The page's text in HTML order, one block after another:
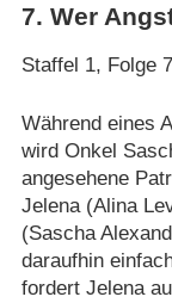
7. Wer
Staffel 1, Folge
Während eines
wird Onkel
angesehene
Jelena (Alina
(Sascha
daraufhin
fordert Jelena